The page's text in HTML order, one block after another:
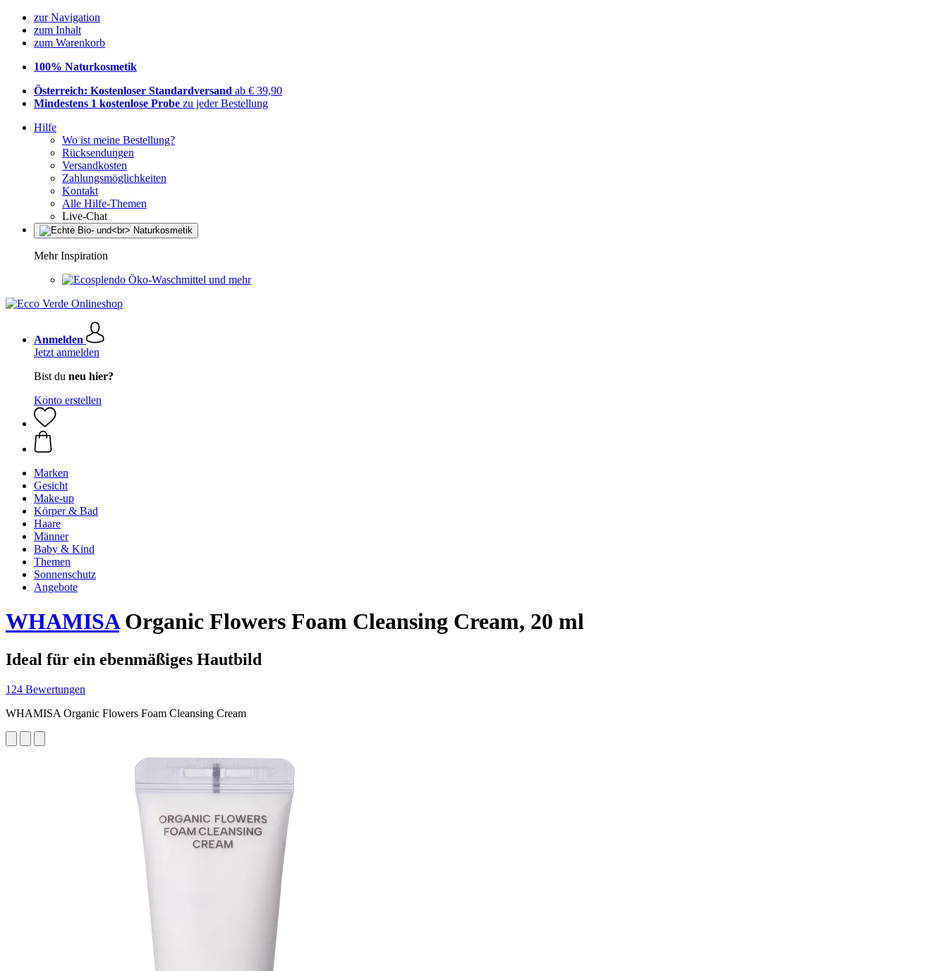
zur Navigation
zum Inhalt
zum Warenkorb
100% Naturkosmetik
Österreich: Kostenloser Standardversand ab € 39,90
Mindestens 1 kostenlose Probe zu jeder Bestellung
Hilfe
Wo ist meine Bestellung?
Rücksendungen
Versandkosten
Zahlungsmöglichkeiten
Kontakt
Alle Hilfe-Themen
Live-Chat
Mehr Inspiration
Öko-Waschmittel und mehr
Anmelden
Jetzt anmelden
Bist du neu hier?
Konto erstellen
Marken
Gesicht
Make-up
Körper & Bad
Haare
Männer
Baby & Kind
Themen
Sonnenschutz
Angebote
WHAMISAOrganic Flowers Foam Cleansing Cream, 20 ml
Ideal für ein ebenmäßiges Hautbild
124 Bewertungen
WHAMISA Organic Flowers Foam Cleansing Cream